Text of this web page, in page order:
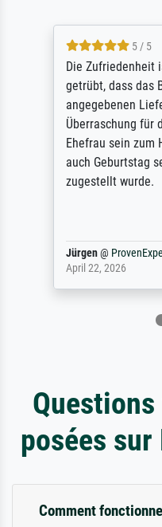
5 / 5
Die Zufriedenheit
getrübt, dass das
angegebenen
Überraschung für
Ehefrau sein zum
auch Geburtstag
zugestellt wurde.
Jürgen@
April 22, 2026
posées
Comment